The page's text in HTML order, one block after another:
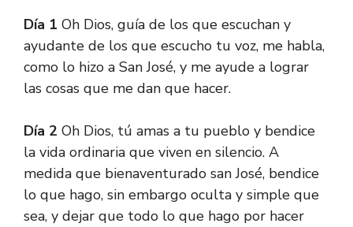
Día 1 Oh Dios, guía de los que escuchan y
ayudante de los que escucho tu voz, me habla,
como lo hizo a San José, y me ayude a lograr
las cosas que me dan que hacer.
Día 2 Oh Dios, tú amas a tu pueblo y bendice
la vida ordinaria que viven en silencio. A
medida que bienaventurado san José, bendice
lo que hago, sin embargo oculta y simple que
sea, y dejar que todo lo que hago por hacer